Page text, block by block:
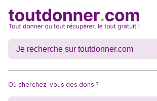
Où cherchez-vous des dons ?